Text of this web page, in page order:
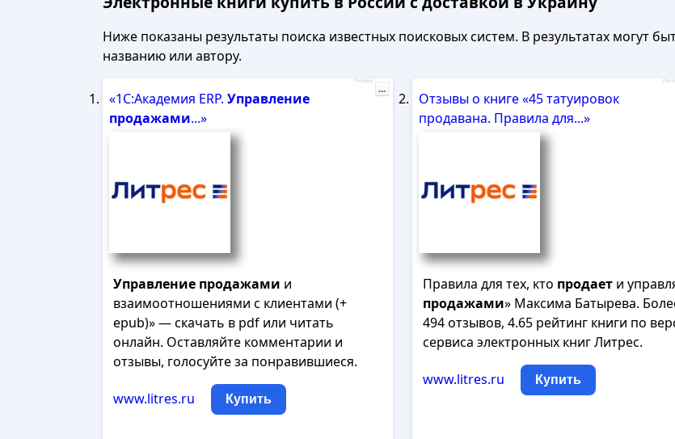
Ниже показаны результаты поиска известных поисковых систем. В результатах могут
названию или автору.
«1С:Академия ERP. Управление
продажами...»
Управление продажами и
взаимоотношениями с клиентами (+
epub)» — скачать в pdf или читать
онлайн. Оставляйте комментарии и
отзывы, голосуйте за понравившиеся.
www.litres.ru Купить
Реклама
...
Отзывы о книге «45 татуировок
продавана. Правила для...»
Правила для тех, кто продаети
продажами» Максима Батырева.
494 отзывов, 4.65 рейтинг книги по
сервиса электронных книг Литрес.
www.litres.ru Купить